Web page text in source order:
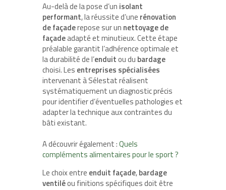
Au-delà de la pose d’un isolant
performant, la réussite d’une rénovation
de façaderepose sur un nettoyage de
façadeadapté et minutieux. Cette étape
préalable garantit l’adhérence optimale et
la durabilité de l’enduitou du bardage
choisi. Les entreprises spécialisées
intervenant à Sélestat réalisent
systématiquement un diagnostic précis
pour identifier d’éventuelles pathologies et
adapter la technique aux contraintes du
bâti existant.
A découvrir également :Quels
compléments alimentaires pour le sport ?
Le choix entre enduit façade,bardage
ventiléou finitions spécifiques doit être